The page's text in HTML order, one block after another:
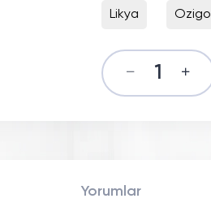
Likya Ozigo
Yorumlar